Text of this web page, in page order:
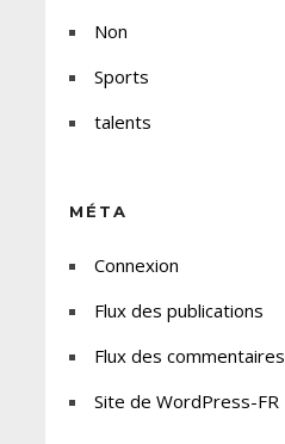
Non
Sports
talents
MÉTA
Connexion
Flux des publications
Flux des commentaires
Site de WordPress-FR